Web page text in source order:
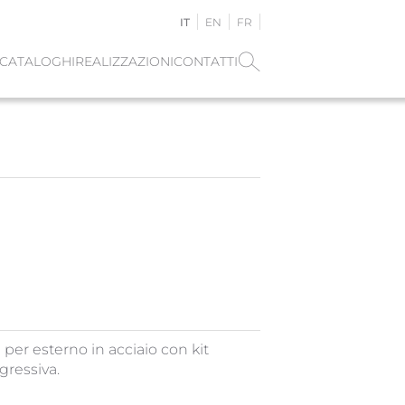
IT EN FR
CATALOGHIREALIZZAZIONICONTATTI
esterno in acciaio con kit